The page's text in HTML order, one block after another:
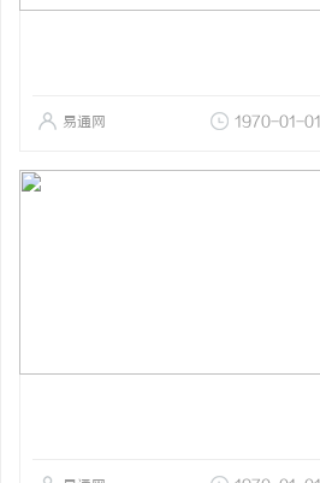
易通网 1970-01-01